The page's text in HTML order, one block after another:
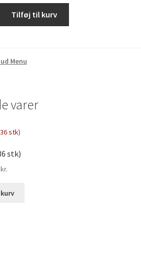
Tilføj til kurv
Menu
varer
stk)
kr.